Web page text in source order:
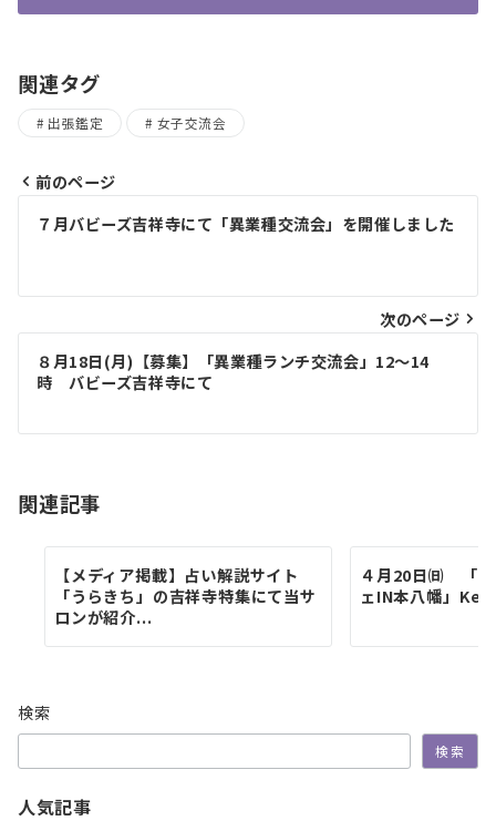
関連タグ
出張鑑定 女子交流会
投
ナ
ビ
ゲ
ー
シ
ン
前のページ
７月バビーズ吉祥寺にて「異業種交流会」を開催しました
次のページ
８月18日(月)【募集】「異業種ランチ交流会」12～14
時 バビーズ吉祥寺にて
関連記事
【メディア掲載】占い解説サイト
「うらきち」の吉祥寺特集にて当サ
ロンが紹介...
４月20日㈰ 「
ェIN本八幡」
検索
検索
人気記事